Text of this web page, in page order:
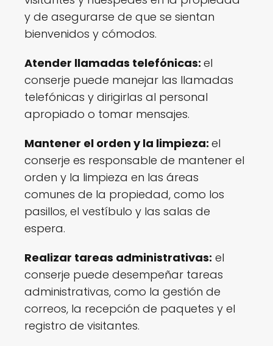
y de asegurarse de que se sientan
bienvenidos y cómodos.
Atender llamadas telefónicas: el
conserje puede manejar las llamadas
telefónicas y dirigirlas al personal
apropiado o tomar mensajes.
Mantener el orden y la limpieza: el
conserje es responsable de mantener el
orden y la limpieza en las áreas
comunes de la propiedad, como los
pasillos, el vestíbulo y las salas de
espera.
Realizar tareas administrativas: el
conserje puede desempeñar tareas
administrativas, como la gestión de
correos, la recepción de paquetes y el
registro de visitantes.